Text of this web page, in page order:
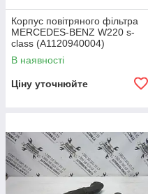
Корпус повітряного фільтра
MERCEDES-BENZ W220 s-
class (A1120940004)
В наявності
Ціну уточнюйте